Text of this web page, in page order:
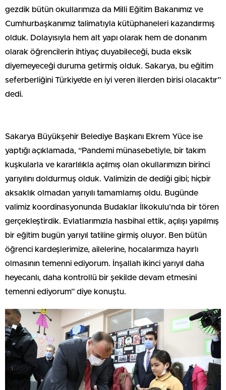
gezdik bütün okullarımıza da Milli Eğitim Bakanımız ve
Cumhurbaşkanımız talimatıyla kütüphaneleri kazandırmış
olduk. Dolayısıyla hem alt yapı olarak hem de donanım
olarak öğrencilerin ihtiyaç duyabileceği, buda eksik
diyemeyeceği duruma getirmiş olduk. Sakarya, bu eğitim
seferberliğini Türkiye’de en iyi veren illerden birisi olacaktır”
dedi.
Sakarya Büyükşehir Belediye Başkanı Ekrem Yüce ise
yaptığı açıklamada, “Pandemi münasebetiyle, bir takım
kuşkularla ve kararlılıkla açılmış olan okullarımızın birinci
yarıyılını doldurmuş olduk. Valimizin de dediği gibi; hiçbir
aksaklık olmadan yarıyılı tamamlamış oldu. Bugünde
valimiz koordinasyonunda Budaklar İlkokulu’nda bir tören
gerçekleştirdik. Evlatlarımızla hasbihal ettik, açılışı yapılmış
bir eğitim bugün yarıyıl tatiline girmiş oluyor. Ben bütün
öğrenci kardeşlerimize, ailelerine, hocalarımıza hayırlı
olmasının temenni ediyorum. İnşallah ikinci yarıyıl daha
heyecanlı, daha kontrollü bir şekilde devam etmesini
temenni ediyorum” diye konuştu.